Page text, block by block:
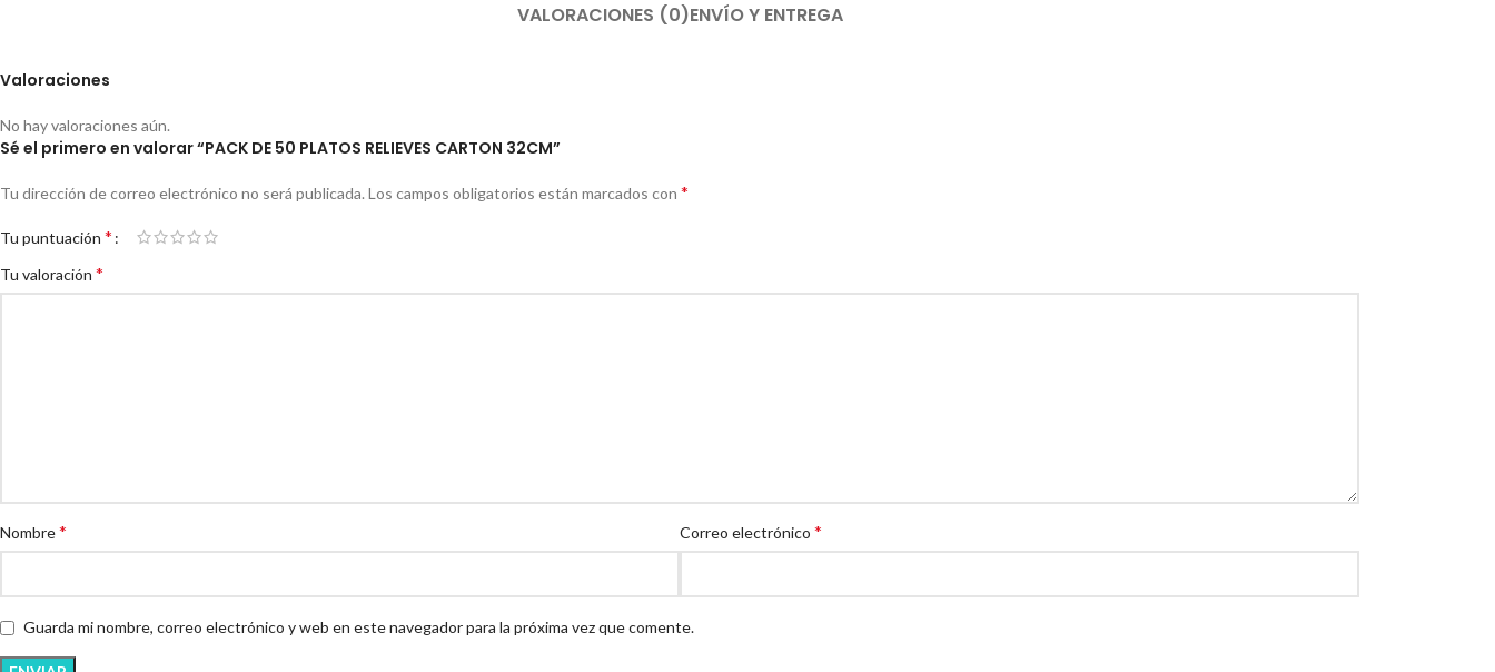
VALORACIONES (0)ENVÍO Y ENTREGA
Valoraciones
No hay valoraciones aún.
Sé el primero en valorar “PACK DE 50 PLATOS RELIEVES CARTON 32CM”
Tu dirección de correo electrónico no será publicada. Los campos obligatorios están marcados con *
Tu puntuación *
Tu valoración *
Nombre* Correo electrónico *
Guarda mi nombre, correo electrónico y web en este navegador para la próxima vez que comente.